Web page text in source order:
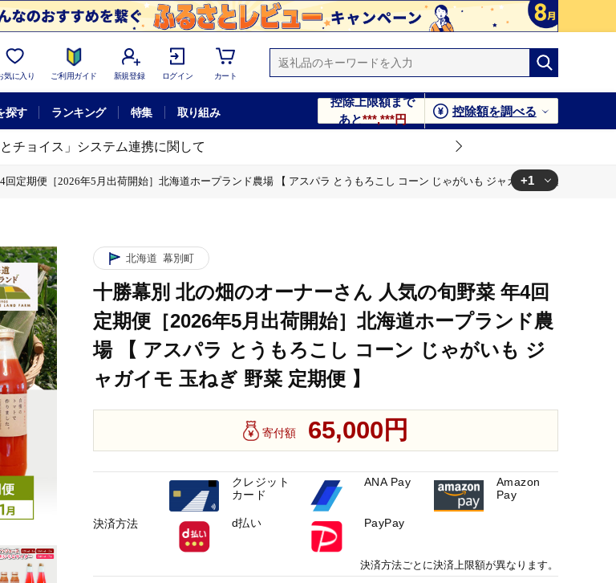
気に入り ご利用ガイド 新規登録 ログイン カート
探す ランキング 特集 取り組み
控除上限額まで
あと***,***円
控除額を調べる
とチョイス」システム連携に関して
定期便［2026年5月出荷開始］北海道ホープランド農場 【 アスパラ とうもろこし コーン じゃがいも ジャガイモ 玉ねぎ 野菜 定
+1
北海道 幕別町
十勝幕別 北の畑のオーナーさん 人気の旬野菜 年4回
定期便［2026年5月出荷開始］北海道ホープランド農
場 【 アスパラ とうもろこし コーン じゃがいも ジ
ャガイモ 玉ねぎ 野菜 定期便 】
寄付額 65,000円
決済方法
クレジット
カード
ANA Pay
Amazon
Pay
d払い PayPay
決済方法ごとに決済上限額が異なります。